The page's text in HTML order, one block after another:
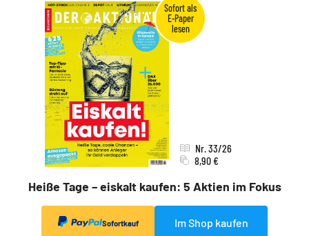
Heiße Tage – eiskalt kaufen: 5 Aktien im Fokus
Nr. 33/26
8,90 €
Sofortkauf Im Shop kaufen